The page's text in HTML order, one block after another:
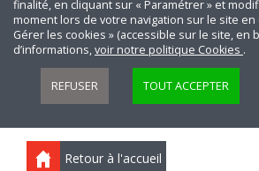
finalité, en cliquant sur « Paramétrer » et
moment lors de votre navigation sur le site en
Gérer les cookies » (accessible sur le site, en
d’informations,voir notre politique Cookies .
REFUSER TOUT ACCEPTER
Retour à l'accueil